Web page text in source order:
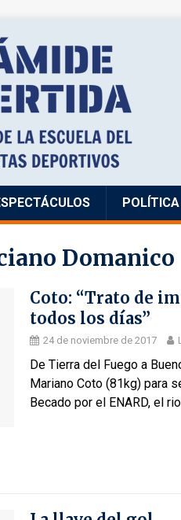
POLÍTICA
Domanico
Coto: “Trato de
todos los días”
24 de noviembre de 2017
De Tierra del Fuego a
Mariano Coto (81kg) para
Becado por el ENARD, el